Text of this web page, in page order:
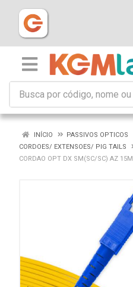
INÍCIO
PASSIVOS OPTICOS
CORDOES/ EXTENSOES/ PIG TAILS
CORDAO OPT DX SM(SC/SC) AZ 15M